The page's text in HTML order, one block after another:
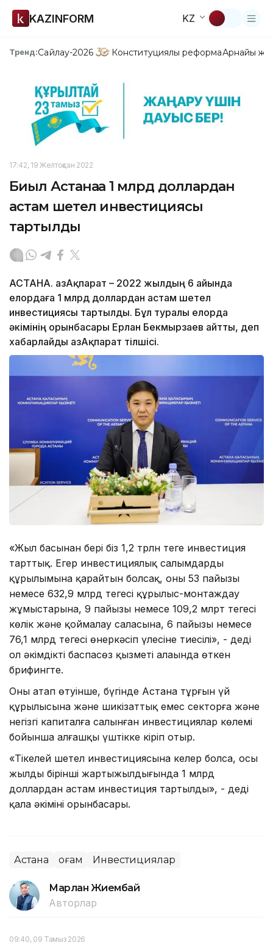
KAZINFORM KZ
Тренд:Сайлау-2026 Конституциялық реформаАрнайы
17:42, 19 Желтоқсан 2022
Биыл Астанаға 1 млрд доллардан
астам шетел инвестициясы
тартылды
АСТАНА. ҚазАқпарат – 2022 жылдың 6 айында
елордаға 1 млрд доллардан астам шетел
инвестициясы тартылды. Бұл туралы елорда
әкімінің орынбасары Ерлан Бекмырзаев айтты, деп
хабарлайды ҚазАқпарат тілшісі.
«Жыл басынан бері біз 1,2 трлн теңге инвестиция
тарттық. Егер инвестициялық салымдардың
құрылымына қарайтын болсақ, оның 53 пайызы
немесе 632,9 млрд теңгесі құрылыс-монтаждау
жұмыстарына, 9 пайызы немесе 109,2 млрт теңгесі
көлік және қоймалау саласына, 6 пайызы немесе
76,1 млрд теңгесі өнеркәсіп үлесіне тиесілі», - деді
ол әкімдіктің баспасөз қызметі алаңында өткен
брифингте.
Оның атап өтуінше, бүгінде Астана тұрғын үй
құрылысына және шикізаттық емес секторға және
негізгі капиталға салынған инвестициялар көлемі
бойынша алғашқы үштікке кіріп отыр.
«Тікелей шетел инвестициясына келер болса, осы
жылдың бірінші жартыжылдығында 1 млрд
доллардан астам инвестиция тартылды», - деді
қала әкімінің орынбасары.
Астана Қоғам Инвестициялар
Марлан Жиембай
Авторлар
09:40, 09 Тамыз 2026